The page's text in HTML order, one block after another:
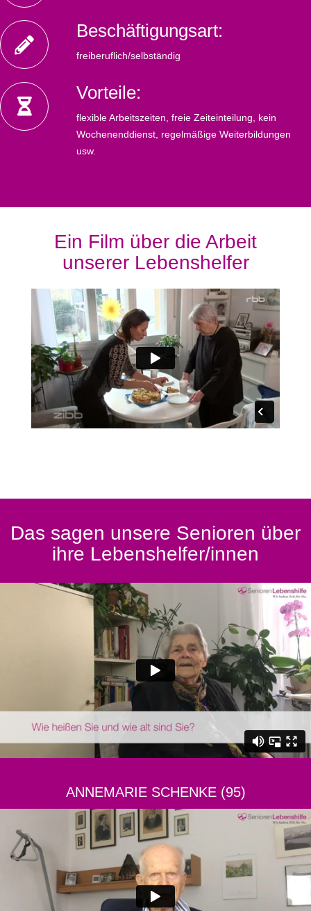
Beschäftigungsart:
freiberuflich/selbständig
Vorteile:
flexible Arbeitszeiten, freie Zeiteinteilung, kein
Wochenenddienst, regelmäßige Weiterbildungen
usw.
Ein Film über die Arbeit
unserer Lebenshelfer
Das sagen unsere Senioren über
ihre Lebenshelfer/innen
ANNEMARIE SCHENKE (95)